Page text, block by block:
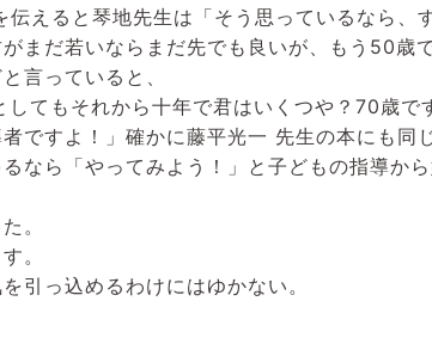
えると琴地先生は「そう思っているなら、
まだ若いならまだ先でも良いが、もう50歳
言っていると、
てもそれから十年で君はいくつや？70歳で
ですよ！」確かに藤平光一 先生の本にも同
なら「やってみよう！」と子どもの指導か
。
。
引っ込めるわけにはゆかない。